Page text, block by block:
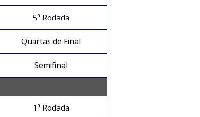
5ª Rodada
Quartas de Final
Semifinal
1ª Rodada